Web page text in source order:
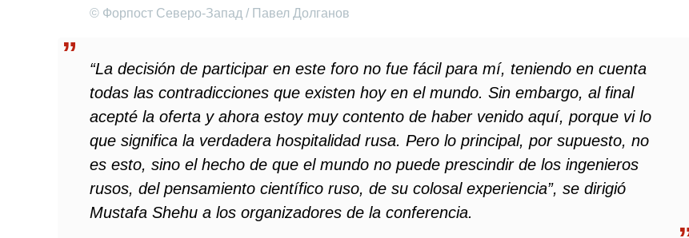
© Форпост Северо-Запад / Павел Долганов
“La decisión de participar en este foro no fue fácil para mí, teniendo en cuenta
todas las contradicciones que existen hoy en el mundo. Sin embargo, al final
acepté la oferta y ahora estoy muy contento de haber venido aquí, porque vi lo
que significa la verdadera hospitalidad rusa. Pero lo principal, por supuesto, no
es esto, sino el hecho de que el mundo no puede prescindir de los ingenieros
rusos, del pensamiento científico ruso, de su colosal experiencia”, se dirigió
Mustafa Shehu a los organizadores de la conferencia.